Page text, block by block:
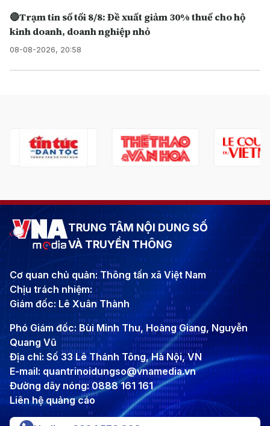
🔴Trạm tin số tối 8/8: Đề xuất giảm 30% thuế cho hộ
kinh doanh, doanh nghiệp nhỏ
08-08-2026, 20:58
TRUNG TÂM NỘI DUNG SỐ
VÀ TRUYỀN THÔNG
Cơ quan chủ quản: Thông tấn xã Việt Nam
Chịu trách nhiệm:
Giám đốc: Lê Xuân Thành
Phó Giám đốc: Bùi Minh Thu, Hoàng Giang, Nguyễn
Quang Vũ
Địa chỉ: Số 33 Lê Thánh Tông, Hà Nội, VN
E-mail: quantrinoidungso@vnamedia.vn
Đường dây nóng: 0888 161 161
Liên hệ quảng cáo